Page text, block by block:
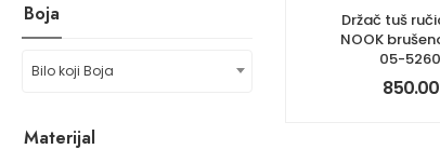
Boja
Bilo koji Boja
Materijal
Držač tuš
NOOK
05-
850.00